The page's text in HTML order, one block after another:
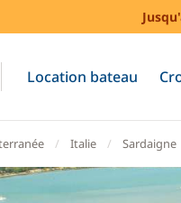
Location bateau
Italie Sardaigne